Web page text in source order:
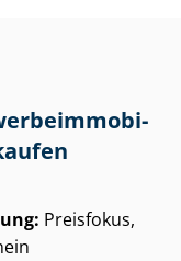
Preisfokus,